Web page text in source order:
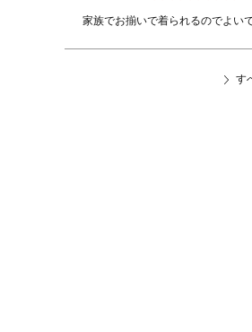
家族でお揃いで着られるのでよい
す